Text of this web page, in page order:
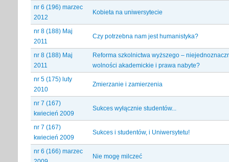
nr 6 (196) marzec
2012
Kobieta na uniwersytecie
nr 8 (188) Maj
2011
Czy potrzebna nam jest humanistyka?
nr 8 (188) Maj
2011
Reforma szkolnictwa wyższego –
wolności akademickie i prawa nabyte?
nr 5 (175) luty
2010
Zmierzanie i zamierzenia
nr 7 (167)
kwiecień 2009
Sukces wyłącznie studentów...
nr 7 (167)
kwiecień 2009
Sukces i studentów, i Uniwersytetu!
nr 6 (166) marzec
Nie mogę milczeć